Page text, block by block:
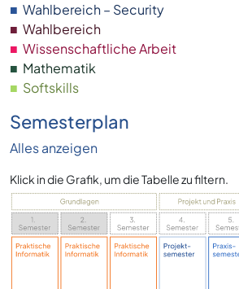
■ Wahlbereich – Security
■ Wahlbereich
■ Wissenschaftliche Arbeit
■ Mathematik
■ Softskills
Semesterplan
Alles anzeigen
Klick in die Grafik, um die Tabelle zu filtern.